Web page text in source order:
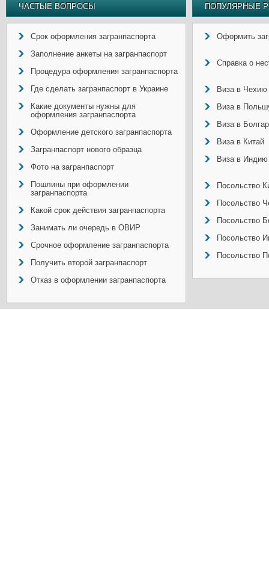
ЧАСТЫЕ ВОПРОСЫ
Срок оформления загранпаспорта
Заполнение анкеты на загранпаспорт
Процедура оформления загранпаспорта
Где сделать загранпаспорт в Украине
Какие документы нужны для
оформления загранпаспорта
Оформление детского загранпаспорта
Загранпаспорт нового образца
Фото на загранпаспорт
Пошлины при оформлении
загранпаспорта
Какой срок действия загранпаспорта
Занимать ли очередь в ОВИР
Срочное оформление загранпаспорта
Получить второй загранпаспорт
Отказ в оформлении загранпаспорта
ПОПУЛЯРНЫЕ
Оформить
Справка о
Виза в Чехию
Виза в
Виза в
Виза в Китай
Виза в Индию
Посольство
Посольство
Посольство
Посольство
Посольство